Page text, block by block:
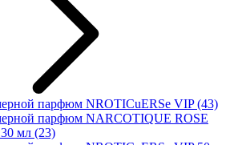
парфюм NROTICuERSe VIP(43)
парфюм NARCOTIQUE ROSE
мл (23)